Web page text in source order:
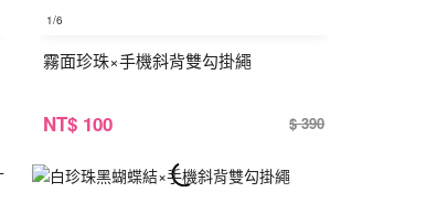
1/6
霧面珍珠×手機斜背雙勾掛繩
NT$ 100 $ 390